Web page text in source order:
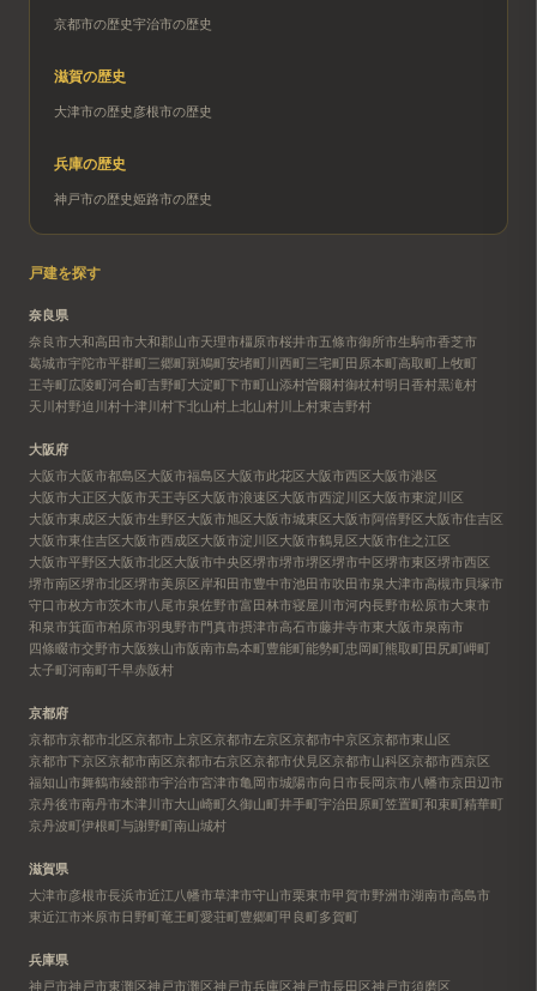
京都市の歴史宇治市の歴史
滋賀の歴史
大津市の歴史 彦根市の歴史
兵庫の歴史
神戸市の歴史姫路市の歴史
戸建を探す
奈良県
奈良市大和高田市大和郡山市天理市橿原市桜井市五條市御所市生駒市香芝市
葛城市宇陀市平群町三郷町斑鳩町安堵町川西町三宅町田原本町高取町 上牧町
王寺町広陵町河合町吉野町大淀町下市町山添村曽爾村御杖村明日香村黒滝村
天川村野迫川村十津川村下北山村 上北山村川上村東吉野村
大阪府
大阪市大阪市都島区大阪市福島区大阪市此花区大阪市西区大阪市港区
大阪市大正区大阪市天王寺区大阪市浪速区大阪市西淀川区大阪市東淀川区
大阪市東成区大阪市生野区大阪市旭区大阪市城東区大阪市阿倍野区大阪市住吉区
大阪市東住吉区大阪市西成区大阪市淀川区大阪市鶴見区大阪市住之江区
大阪市平野区大阪市北区大阪市中央区堺市堺市堺区堺市中区堺市東区堺市西区
堺市南区堺市北区堺市美原区岸和田市豊中市池田市吹田市泉大津市高槻市 貝塚市
守口市枚方市茨木市八尾市泉佐野市富田林市寝屋川市河内長野市松原市大東市
和泉市箕面市柏原市羽曳野市門真市摂津市高石市藤井寺市東大阪市泉南市
四條畷市交野市大阪狭山市阪南市島本町豊能町能勢町忠岡町熊取町田尻町岬町
太子町河南町千早赤阪村
京都府
京都市京都市北区京都市上京区京都市左京区京都市中京区京都市東山区
京都市下京区京都市南区京都市右京区京都市伏見区京都市山科区京都市西京区
福知山市舞鶴市綾部市宇治市宮津市亀岡市城陽市向日市長岡京市八幡市京田辺市
京丹後市南丹市木津川市大山崎町久御山町井手町宇治田原町笠置町和束町精華町
京丹波町伊根町与謝野町南山城村
滋賀県
大津市彦根市長浜市近江八幡市草津市守山市栗東市甲賀市野洲市湖南市高島市
東近江市米原市日野町竜王町愛荘町豊郷町甲良町多賀町
兵庫県
神戸市神戸市東灘区神戸市灘区神戸市兵庫区神戸市長田区神戸市須磨区